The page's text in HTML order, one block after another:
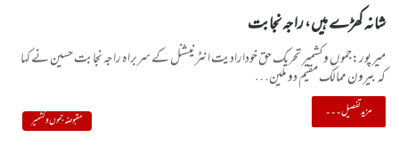
شانہ کھڑے ہیں، راجہ نجابت
میر پور:جموں وکشمیر تحریک حق خودارادیت انٹرنیشنل کے سربراہ راجہ نجابت حسین نے کہا
کہ بیرون ممالک مقیم دو ملین…
مزید تفصیل۔۔۔
مقبوضہ جموں و کشمیر